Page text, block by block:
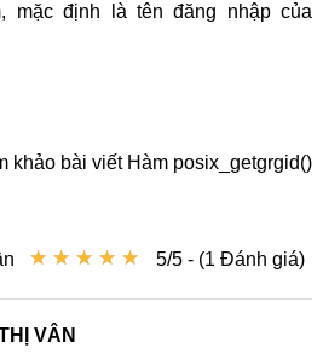
mặc định là tên đăng nhập của
khảo bài viết Hàm posix_getgrgid()
★ ★ ★ ★ ★
★ ★ ★ ★ ★ 5/5 - (1 Đánh giá)
VÂN